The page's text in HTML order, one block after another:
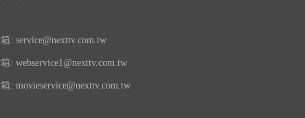
: service@nexttv.com.tw
: webservice1@nexttv.com.tw
: movieservice@nexttv.com.tw